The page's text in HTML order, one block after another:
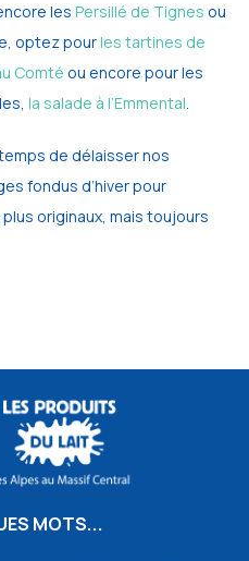
les Persillé de Tignesou
optez pourles tartines de
Comté ou encore pour les
la salade à l’Emmental.
de délaisser nos
fondus d’hiver pour
originaux, mais toujours
MOTS...